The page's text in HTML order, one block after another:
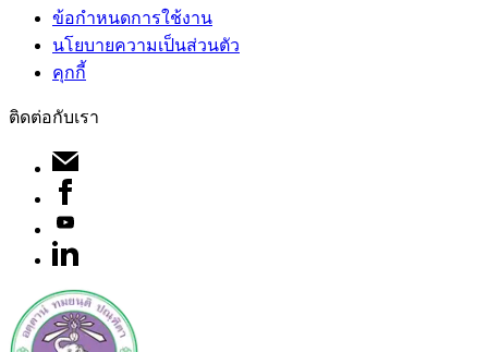
ข้อกำหนดการใช้งาน
นโยบายความเป็นส่วนตัว
คุกกี้
ติดต่อกับเรา